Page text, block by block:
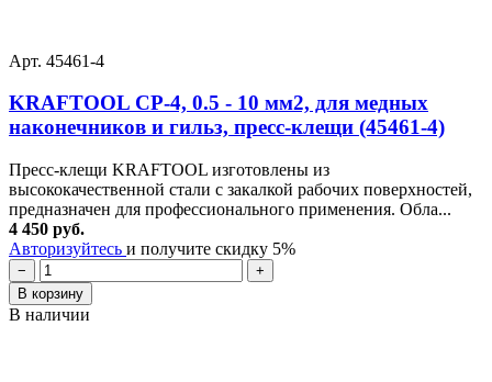
Арт. 45461-4
KRAFTOOL CP-4, 0.5 - 10 мм2, для медных
наконечников и гильз, пресс-клещи (45461-4)
Пресс-клещи KRAFTOOL изготовлены из
высококачественной стали с закалкой рабочих поверхностей,
предназначен для профессионального применения. Обла...
4 450 руб.
Авторизуйтесь и получите скидку 5%
−
+
В корзину
В наличии